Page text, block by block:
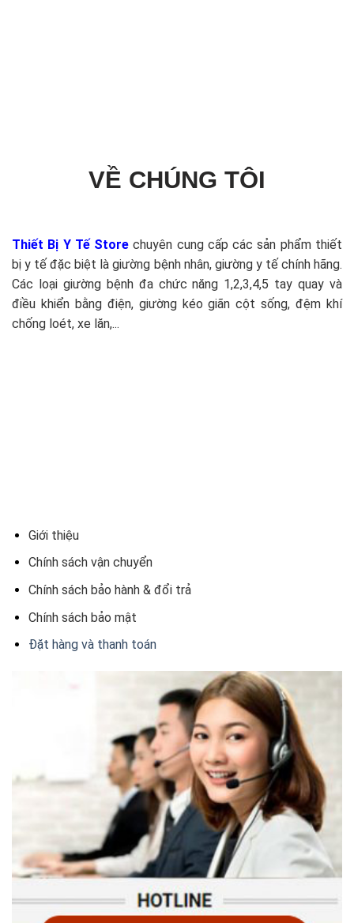
VỀ CHÚNG TÔI
Thiết Bị Y Tế Store chuyên cung cấp các sản phẩm thiết
bị y tế đặc biệt là giường bệnh nhân, giường y tế chính hãng.
Các loại giường bệnh đa chức năng 1,2,3,4,5 tay quay và
điều khiển bằng điện, giường kéo giãn cột sống, đệm khí
chống loét, xe lăn,...
Giới thiệu
Chính sách vận chuyển
Chính sách bảo hành & đổi trả
Chính sách bảo mật
Đặt hàng và thanh toán